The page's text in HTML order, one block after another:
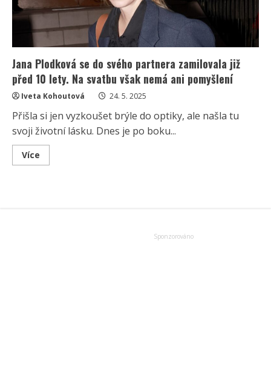
Jana Plodková se do svého partnera zamilovala již
před 10 lety. Na svatbu však nemá ani pomyšlení
Iveta Kohoutová 24. 5. 2025
Přišla si jen vyzkoušet brýle do optiky, ale našla tu
svoji životní lásku. Dnes je po boku...
Více
more